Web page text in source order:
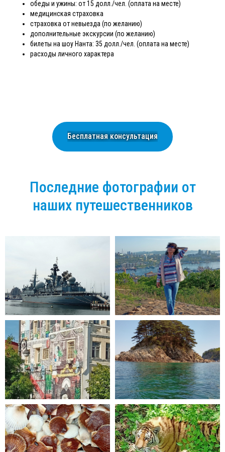
обеды и ужины: от 15 долл./чел. (оплата на месте)
медицинская страховка
страховка от невыезда (по желанию)
дополнительные экскурсии (по желанию)
билеты на шоу Нанта: 35 долл./чел. (оплата на месте)
расходы личного характера
Бесплатная консультация
Последние фотографии от
наших путешественников